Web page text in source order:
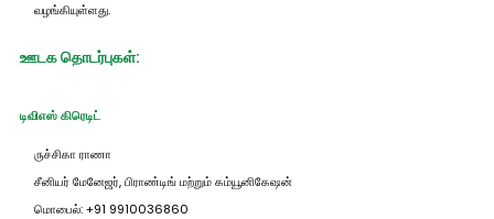
வழங்கியுள்ளது.
ஊடக தொடர்புகள்:
டிவிஎஸ் கிரெடிட்
ருச்சிகா ராணா
சீனியர் மேனேஜர், பிராண்டிங் மற்றும் கம்யூனிகேஷன்
மொபைல்: +91 9910036860